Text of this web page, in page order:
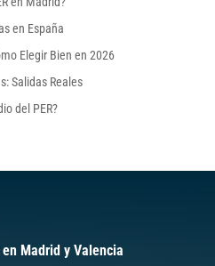
en España
Elegir Bien en 2026
Salidas Reales
del PER?
Madrid y Valencia